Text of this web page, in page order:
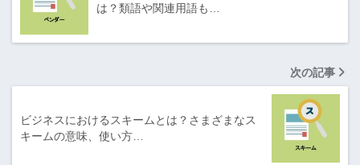
は？類語や関連用語も…
次の記事
ビジネスにおけるスキームとは？さまざまなス
キームの意味、使い方…